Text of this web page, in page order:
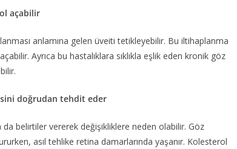
açabilir
anlamına gelen üveiti tetikleyebilir. Bu iltihaplanma
Ayrıca bu hastalıklara sıklıkla eşlik eden kronik göz
doğrudan tehdit eder
belirtiler vererek değişikliklere neden olabilir. Göz
asıl tehlike retina damarlarında yaşanır. Kolesterol